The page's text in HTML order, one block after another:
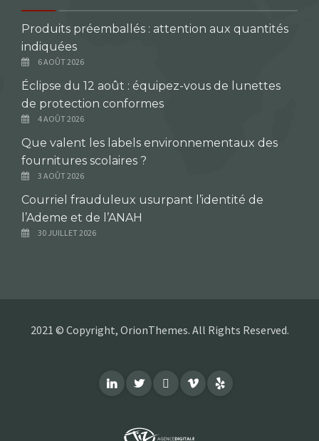
Produits préemballés : attention aux quantités
indiquées
6 AOÛT 2026
Éclipse du 12 août : équipez-vous de lunettes
de protection conformes
4 AOÛT 2026
Que valent les labels environnementaux des
fournitures scolaires ?
3 AOÛT 2026
Courriel frauduleux usurpant l’identité de
l’Ademe et de l’ANAH
30 JUILLET 2026
2021 © Copyright, OrionThemes. All Rights Reserved.